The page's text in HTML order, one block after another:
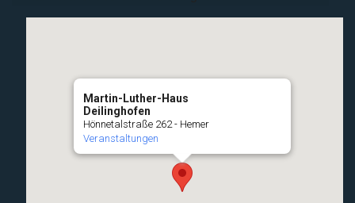
Martin-Luther-Haus
Deilinghofen
Hönnetalstraße 262 - Hemer
Veranstaltungen